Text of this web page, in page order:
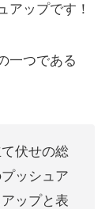
アップです！
一つである
伏せの総
ッシュア
ップと表